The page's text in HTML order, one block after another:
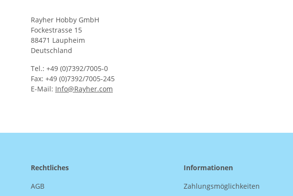
Rayher Hobby GmbH
Fockestrasse 15
88471 Laupheim
Deutschland
Tel.: +49 (0)7392/7005-0
Fax: +49 (0)7392/7005-245
E-Mail: Info@Rayher.com
Rechtliches
AGB
Informationen
Zahlungsmöglichkeiten